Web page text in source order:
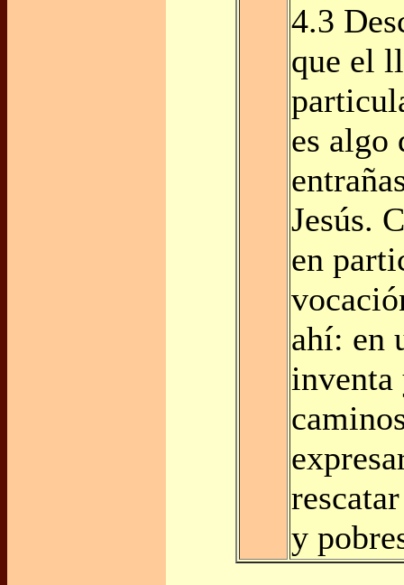
4.3
que el
es algo
Jesús.
en
ahí: en
inventa
y